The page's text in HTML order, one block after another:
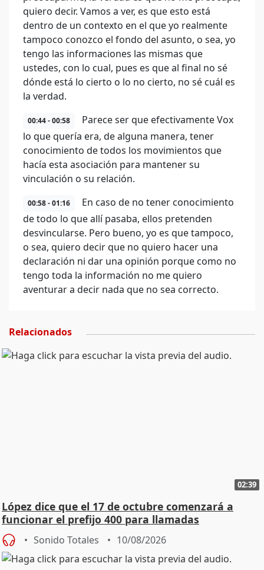
quiero decir. Vamos a ver, es que esto está
dentro de un contexto en el que yo realmente
tampoco conozco el fondo del asunto, o sea, yo
tengo las informaciones las mismas que
ustedes, con lo cual, pues es que al final no sé
dónde está lo cierto o lo no cierto, no sé cuál es
la verdad.
00:44 - 00:58
Parece ser que efectivamente Vox
lo que quería era, de alguna manera, tener
conocimiento de todos los movimientos que
hacía esta asociación para mantener su
vinculación o su relación.
00:58 - 01:16
En caso de no tener conocimiento
de todo lo que allí pasaba, ellos pretenden
desvincularse. Pero bueno, yo es que tampoco,
o sea, quiero decir que no quiero hacer una
declaración ni dar una opinión porque como no
tengo toda la información no me quiero
aventurar a decir nada que no sea correcto.
Relacionados
02:39
López dice que el 17 de octubre comenzará a
funcionar el prefijo 400 para llamadas
comerciales
Sonido Totales 10/08/2026